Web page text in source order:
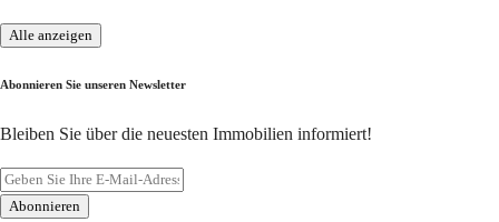
Alle anzeigen
Abonnieren Sie unseren Newsletter
Bleiben Sie über die neuesten Immobilien informiert!
Abonnieren